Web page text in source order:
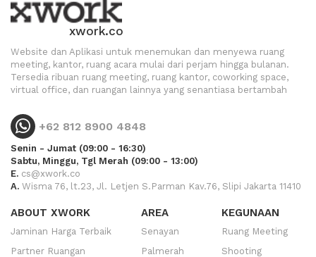
xwork.co
Website dan Aplikasi untuk menemukan dan menyewa ruang
meeting, kantor, ruang acara mulai dari perjam hingga bulanan.
Tersedia ribuan ruang meeting, ruang kantor, coworking space,
virtual office, dan ruangan lainnya yang senantiasa bertambah
+62 812 8900 4848
Senin - Jumat (09:00 - 16:30)
Sabtu, Minggu, Tgl Merah (09:00 - 13:00)
E. cs@xwork.co
A. Wisma 76, lt.23, Jl. Letjen S.Parman Kav.76, Slipi Jakarta 11410
ABOUT XWORK
Jaminan Harga Terbaik
Partner Ruangan
AREA
Senayan
Palmerah
KEGUNAAN
Ruang Meeting
Shooting